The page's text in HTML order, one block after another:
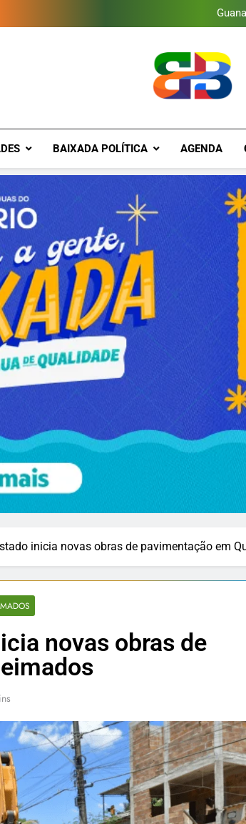
Gastro
Obra
Gastro
Obra
BAIXADA POLÍTICA AGENDA
inicia novas obras de pavimentação em
novas obras de